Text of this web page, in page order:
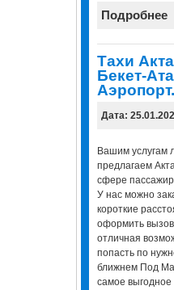
Подробнее
Тахи
Бекет-
Аэропорт.
Дата:
Вашим услугам
предлагаем
сфере
У нас можно
короткие
оформить
отличная
попасть по
ближнем Под
самое